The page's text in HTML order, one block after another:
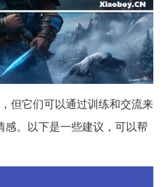
但它们可以通过训练和交流来
。以下是一些建议，可以帮